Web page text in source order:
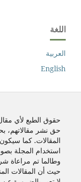
اللغة
العربية
English
حقوق الطبع لأي
حق نشر مقالاتهم،
المقالات. كما
استخدام المجلة
وطالما تم مراعاة
حيث أن المقالات